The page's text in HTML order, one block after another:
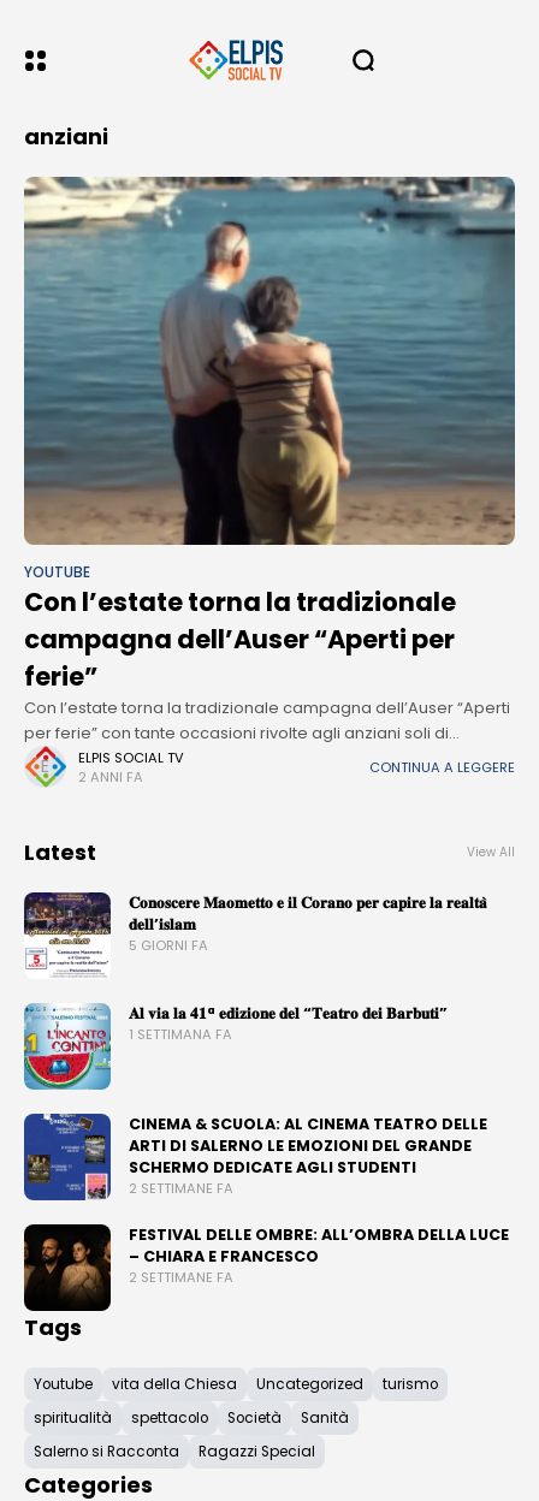
anziani
YOUTUBE
Con l’estate torna la tradizionale
campagna dell’Auser “Aperti per
ferie”
Con l’estate torna la tradizionale campagna dell’Auser “Aperti
per ferie” con tante occasioni rivolte agli anziani soli di
socializzazione, turismo, cultura, aiuti concreti per vivere le
giornate estive con più
ELPIS SOCIAL TV
2 ANNI FA
CONTINUA A LEGGERE
Latest View All
𝐂𝐨𝐧𝐨𝐬𝐜𝐞𝐫𝐞 𝐌𝐚𝐨𝐦𝐞𝐭𝐭𝐨 𝐞 𝐢𝐥 𝐂𝐨𝐫𝐚𝐧𝐨 𝐩𝐞𝐫 𝐜𝐚𝐩𝐢𝐫𝐞 𝐥𝐚 𝐫𝐞𝐚𝐥𝐭𝐚̀
𝐝𝐞𝐥𝐥’𝐢𝐬𝐥𝐚𝐦
5 GIORNI FA
𝐀𝐥 𝐯𝐢𝐚 𝐥𝐚 𝟒𝟏ª 𝐞𝐝𝐢𝐳𝐢𝐨𝐧𝐞 𝐝𝐞𝐥 “𝐓𝐞𝐚𝐭𝐫𝐨 𝐝𝐞𝐢 𝐁𝐚𝐫𝐛𝐮𝐭𝐢”
1 SETTIMANA FA
CINEMA & SCUOLA: AL CINEMA TEATRO DELLE
ARTI DI SALERNO LE EMOZIONI DEL GRANDE
SCHERMO DEDICATE AGLI STUDENTI
2 SETTIMANE FA
FESTIVAL DELLE OMBRE: ALL’OMBRA DELLA LUCE
– CHIARA E FRANCESCO
2 SETTIMANE FA
Tags
Youtube vita della Chiesa Uncategorized
turismo
spiritualità
spettacolo Società
Sanità
Salerno si Racconta
Ragazzi Special
Categories